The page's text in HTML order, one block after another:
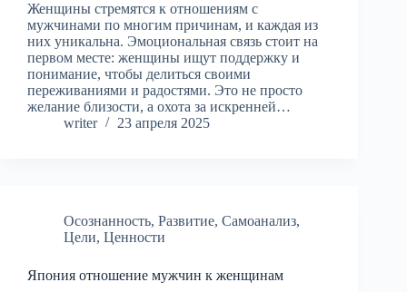
Женщины стремятся к отношениям с
мужчинами по многим причинам, и каждая из
них уникальна. Эмоциональная связь стоит на
первом месте: женщины ищут поддержку и
понимание, чтобы делиться своими
переживаниями и радостями. Это не просто
желание близости, а охота за искренней…
writer
23 апреля 2025
Осознанность, Развитие, Самоанализ,
Цели, Ценности
Япония отношение мужчин к женщинам